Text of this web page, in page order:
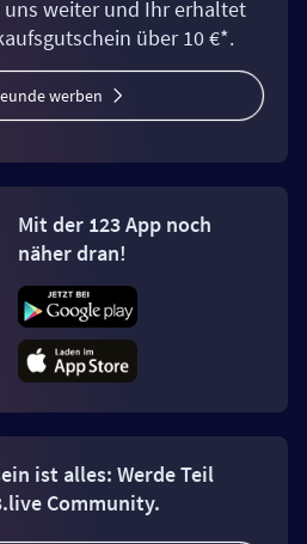
weiter und Ihr erhaltet
über 10 €*.
werben
Mit der 123 App noch
näher dran!
ist alles: Werde Teil
Community.